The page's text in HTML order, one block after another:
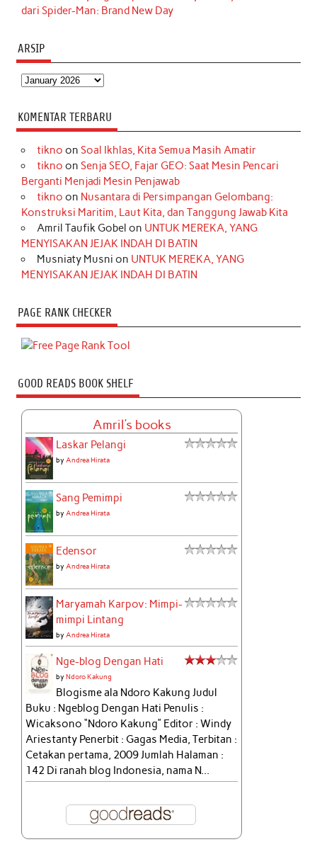
dari Spider-Man: Brand New Day
ARSIP
Arsip
KOMENTAR TERBARU
tikno on Soal Ikhlas, Kita Semua Masih Amatir
tikno on Senja SEO, Fajar GEO: Saat Mesin Pencari
Berganti Menjadi Mesin Penjawab
tikno on Nusantara di Persimpangan Gelombang:
Konstruksi Maritim, Laut Kita, dan Tanggung Jawab Kita
Amril Taufik Gobel on UNTUK MEREKA, YANG
MENYISAKAN JEJAK INDAH DI BATIN
Musniaty Musni on UNTUK MEREKA, YANG
MENYISAKAN JEJAK INDAH DI BATIN
PAGE RANK CHECKER
GOOD READS BOOK SHELF
Amril's books
Laskar Pelangi
by Andrea Hirata
Sang Pemimpi
by Andrea Hirata
Edensor
by Andrea Hirata
Maryamah Karpov: Mimpi-
mimpi Lintang
by Andrea Hirata
Nge-blog Dengan Hati
byNdoro Kakung
Blogisme ala Ndoro Kakung Judul
Buku : Ngeblog Dengan Hati Penulis :
Wicaksono “Ndoro Kakung” Editor : Windy
Ariestanty Penerbit : Gagas Media, Terbitan :
Cetakan pertama, 2009 Jumlah Halaman :
142 Di ranah blog Indonesia, nama N...